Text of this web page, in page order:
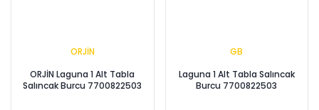
ORJİN
ORJİN Laguna 1 Alt Tabla
Salıncak Burcu 7700822503
GB
Laguna 1 Alt Tabla Salıncak
Burcu 7700822503